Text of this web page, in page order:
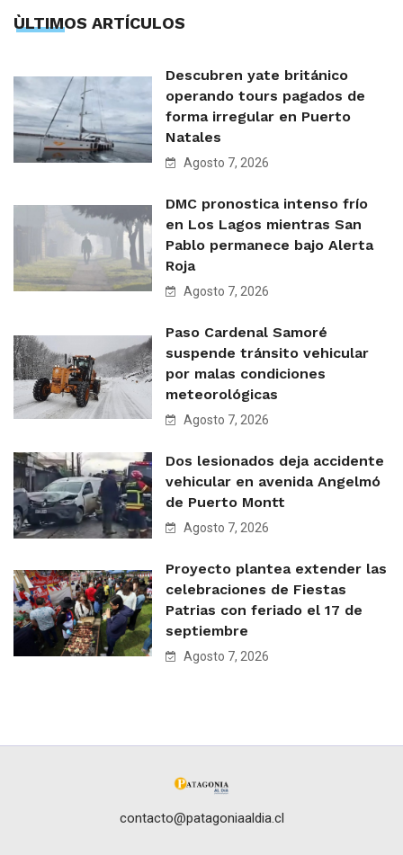
ÙLTIMOS ARTÍCULOS
Descubren yate británico
operando tours pagados de
forma irregular en Puerto
Natales
Agosto 7, 2026
DMC pronostica intenso frío
en Los Lagos mientras San
Pablo permanece bajo Alerta
Roja
Agosto 7, 2026
Paso Cardenal Samoré
suspende tránsito vehicular
por malas condiciones
meteorológicas
Agosto 7, 2026
Dos lesionados deja accidente
vehicular en avenida Angelmó
de Puerto Montt
Agosto 7, 2026
Proyecto plantea extender las
celebraciones de Fiestas
Patrias con feriado el 17 de
septiembre
Agosto 7, 2026
contacto@patagoniaaldia.cl